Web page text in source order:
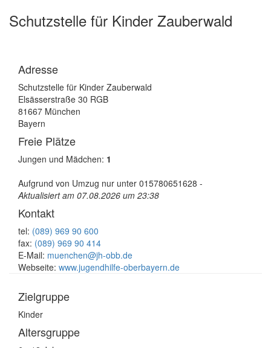
Schutzstelle für Kinder Zauberwald
Adresse
Schutzstelle für Kinder Zauberwald
Elsässerstraße 30 RGB
81667 München
Bayern
Freie Plätze
Jungen und Mädchen: 1
Aufgrund von Umzug nur unter 015780651628 -
Aktualisiert am 07.08.2026 um 23:38
Kontakt
tel: (089) 969 90 600
fax: (089) 969 90 414
E-Mail: muenchen@jh-obb.de
Webseite: www.jugendhilfe-oberbayern.de
Zielgruppe
Kinder
Altersgruppe